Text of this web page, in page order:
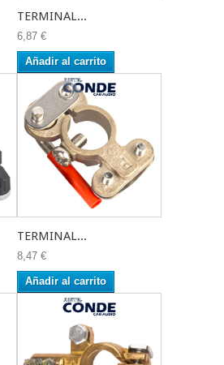
TERMINAL...
6,87 €
Añadir al carrito
TERMINAL...
8,47 €
Añadir al carrito